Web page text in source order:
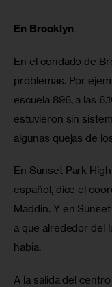
En Brooklyn
En el condado de
problemas. Por
escuela 896, a las
estuvieron sin
algunas quejas de
En Sunset Park
español, dice el
Maddin. Y en
a que alrededor del
había.
A la salida del